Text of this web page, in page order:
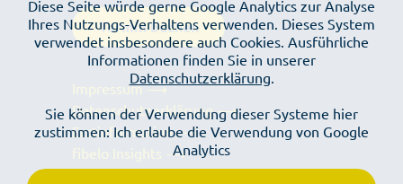
Termin buchen
Impressum ⟶
Datenschutzerklärung ⟶
Erstinformation ⟶
fibelo Insights ⟶
Diese Seite würde gerne Google Analytics zur Analyse
Ihres Nutzungs-Verhaltens verwenden. Dieses System
verwendet insbesondere auch Cookies. Ausführliche
Informationen finden Sie in unserer
Datenschutzerklärung.
Sie können der Verwendung dieser Systeme hier
zustimmen: Ich erlaube die Verwendung von Google
Analytics